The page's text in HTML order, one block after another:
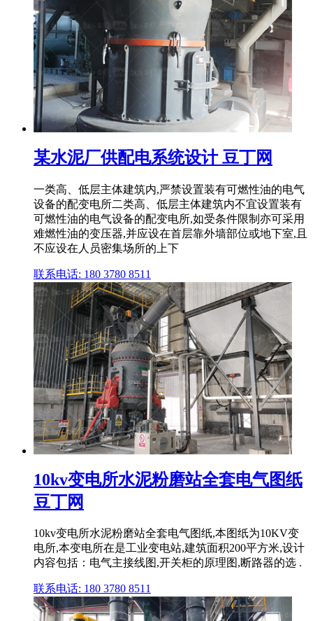
某水泥厂供配电系统设计 豆丁网
一类高、低层主体建筑内,严禁设置装有可燃性油的电气
设备的配变电所二类高、低层主体建筑内不宜设置装有
可燃性油的电气设备的配变电所,如受条件限制亦可采用
难燃性油的变压器,并应设在首层靠外墙部位或地下室,且
不应设在人员密集场所的上下
联系电话: 180 3780 8511
10kv变电所水泥粉磨站全套电气图纸
豆丁网
10kv变电所水泥粉磨站全套电气图纸,本图纸为10KV变
电所,本变电所在是工业变电站,建筑面积200平方米,设计
内容包括：电气主接线图,开关柜的原理图,断路器的选 .
联系电话: 180 3780 8511